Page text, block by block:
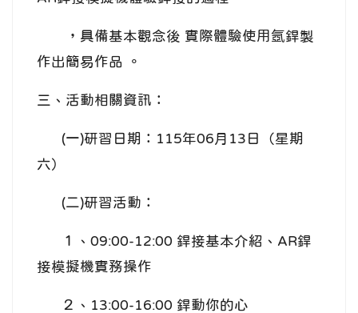
，具備基本觀念後 實際體驗使用氬銲製
作出簡易作品 。
三、活動相關資訊：
(一)研習日期：115年06月13日（星期
六）
(二)研習活動：
１、09:00-12:00 銲接基本介紹、AR銲
接模擬機實務操作
２、13:00-16:00 銲動你的心